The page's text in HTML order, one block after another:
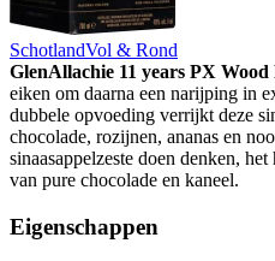
SchotlandVol & Rond
GlenAllachie 11 years PX Wood
eiken om daarna een narijping in
dubbele opvoeding verrijkt deze
chocolade, rozijnen, ananas en
sinaasappelzeste doen denken,
van pure chocolade en kaneel.
Eigenschappen